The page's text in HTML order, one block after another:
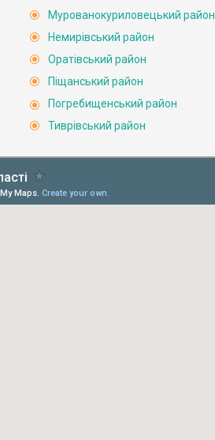
Мурованокуриловецький район
Немирівський район
Оратівський район
Піщанський район
Погребищенський район
Тиврівський район